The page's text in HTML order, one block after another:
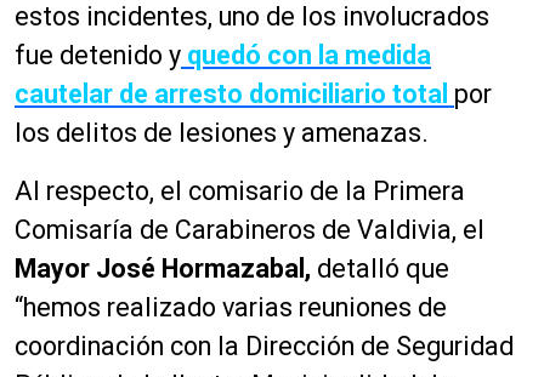
estos incidentes, uno de los involucrados
fue detenido y quedó con la medida
cautelar de arresto domiciliario total por
los delitos de lesiones y amenazas.
Al respecto, el comisario de la Primera
Comisaría de Carabineros de Valdivia, el
Mayor José Hormazabal, detalló que
“hemos realizado varias reuniones de
coordinación con la Dirección de Seguridad